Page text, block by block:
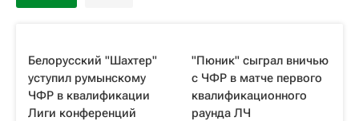
Белорусский "Шахтер"
уступил румынскому
ЧФР в квалификации
Лиги конференций
"Пюник" сыграл вничью
с ЧФР в матче первого
квалификационного
раунда ЛЧ